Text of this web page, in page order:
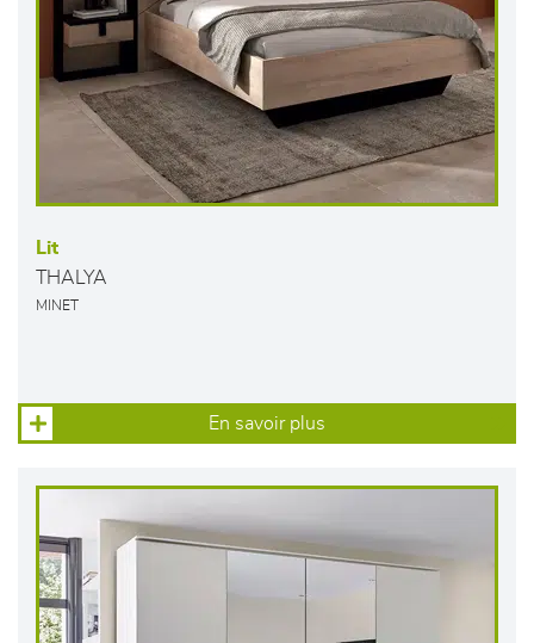
Lit
THALYA
MINET
En savoir plus